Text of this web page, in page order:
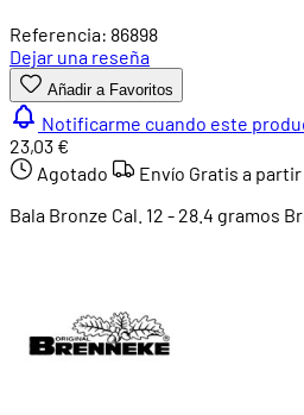
Referencia: 86898
Dejar una reseña
Añadir a Favoritos
Notificarme cuando este
23,03 €
Agotado
Envío Gratis a
Bala Bronze Cal. 12 - 28.4 gramos